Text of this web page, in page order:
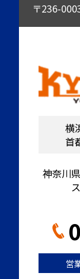
〒236-
横
首
神奈川
営